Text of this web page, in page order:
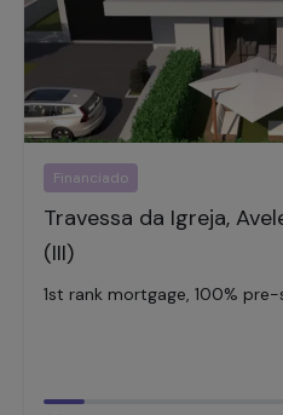
Financiado
Travessa da Igreja,
(III)
1st rank mortgage, 100% pre-